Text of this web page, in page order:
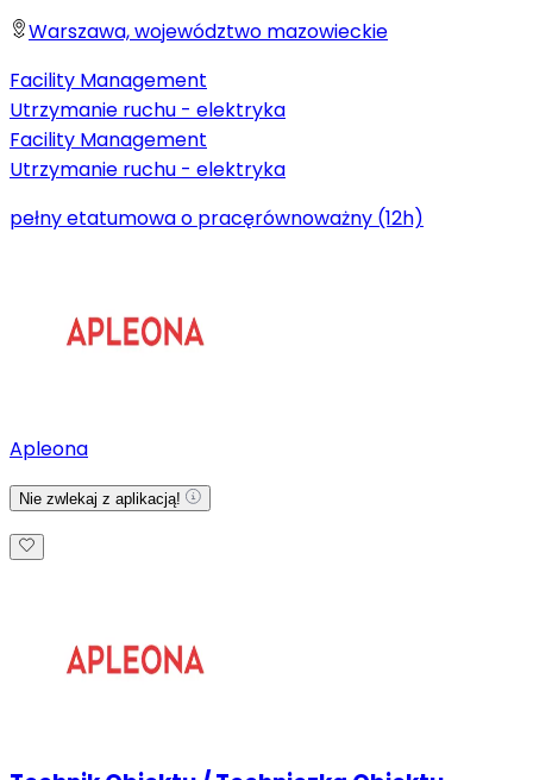
Warszawa, województwo mazowieckie
Facility Management
Utrzymanie ruchu - elektryka
Facility Management
Utrzymanie ruchu - elektryka
pełny etatumowa o pracęrównoważny (12h)
Apleona
Nie zwlekaj z aplikacją!